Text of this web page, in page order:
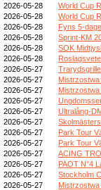
2026-05-28
World Cup
2026-05-28
World Cup
2026-05-28
Fyns 5-
2026-05-28
Sprint-KM
2026-05-28
SOK
2026-05-28
2026-05-27
2026-05-27
Mistrzostwa
2026-05-27
2026-05-27
2026-05-27
Ultralång-
2026-05-27
2026-05-27
Park Tour
2026-05-27
Park Tour
2026-05-27
ACING
2026-05-27
PAOT N°4
2026-05-27
Stockholm
2026-05-27